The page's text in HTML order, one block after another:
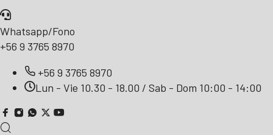
Whatsapp/Fono
+56 9 3765 8970
+56 9 3765 8970
Lun - Vie 10.30 - 18.00 / Sab - Dom 10:00 - 14:00